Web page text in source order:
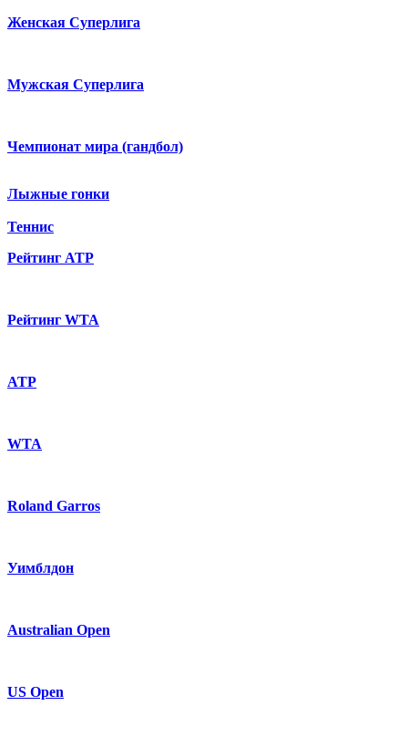
Женская Суперлига
Мужская Суперлига
Чемпионат мира (гандбол)
Лыжные гонки
Теннис
Рейтинг ATP
Рейтинг WTA
ATP
WTA
Roland Garros
Уимблдон
Australian Open
US Open